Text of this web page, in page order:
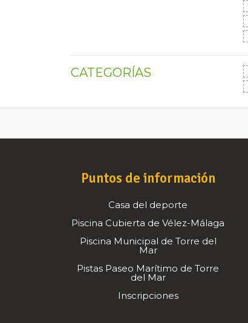
CATEGORÍAS
Puntos de información
Casa del deporte
Piscina Cubierta de Vélez-Málaga
Piscina Municipal de Torre del
Mar
Pistas Paseo Marítimo de Torre
del Mar
Inscripciones